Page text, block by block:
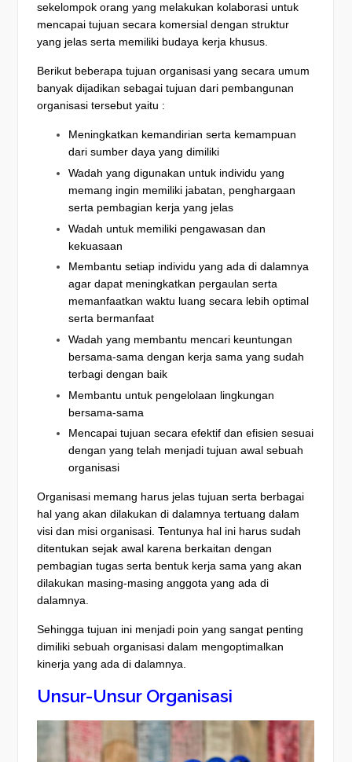
sekelompok orang yang melakukan kolaborasi untuk
mencapai tujuan secara komersial dengan struktur
yang jelas serta memiliki budaya kerja khusus.
Berikut beberapa tujuan organisasi yang secara umum
banyak dijadikan sebagai tujuan dari pembangunan
organisasi tersebut yaitu :
Meningkatkan kemandirian serta kemampuan
dari sumber daya yang dimiliki
Wadah yang digunakan untuk individu yang
memang ingin memiliki jabatan, penghargaan
serta pembagian kerja yang jelas
Wadah untuk memiliki pengawasan dan
kekuasaan
Membantu setiap individu yang ada di dalamnya
agar dapat meningkatkan pergaulan serta
memanfaatkan waktu luang secara lebih optimal
serta bermanfaat
Wadah yang membantu mencari keuntungan
bersama-sama dengan kerja sama yang sudah
terbagi dengan baik
Membantu untuk pengelolaan lingkungan
bersama-sama
Mencapai tujuan secara efektif dan efisien sesuai
dengan yang telah menjadi tujuan awal sebuah
organisasi
Organisasi memang harus jelas tujuan serta berbagai
hal yang akan dilakukan di dalamnya tertuang dalam
visi dan misi organisasi. Tentunya hal ini harus sudah
ditentukan sejak awal karena berkaitan dengan
pembagian tugas serta bentuk kerja sama yang akan
dilakukan masing-masing anggota yang ada di
dalamnya.
Sehingga tujuan ini menjadi poin yang sangat penting
dimiliki sebuah organisasi dalam mengoptimalkan
kinerja yang ada di dalamnya.
Unsur-Unsur Organisasi